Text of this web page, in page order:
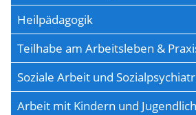
Heilpädagogik
Teilhabe am Arbeitsleben &
Soziale Arbeit und
Arbeit mit Kindern und